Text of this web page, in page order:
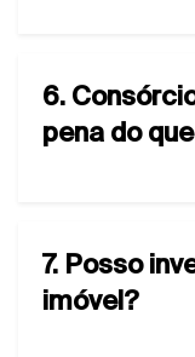
6.
pena do
7. Posso
imóvel?